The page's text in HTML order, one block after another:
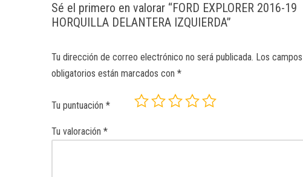
Sé el primero en valorar “FORD EXPLORER 2016-19
HORQUILLA DELANTERA IZQUIERDA”
Tu dirección de correo electrónico no será publicada. Los campos
obligatorios están marcados con*
Tu puntuación*
Tu valoración*